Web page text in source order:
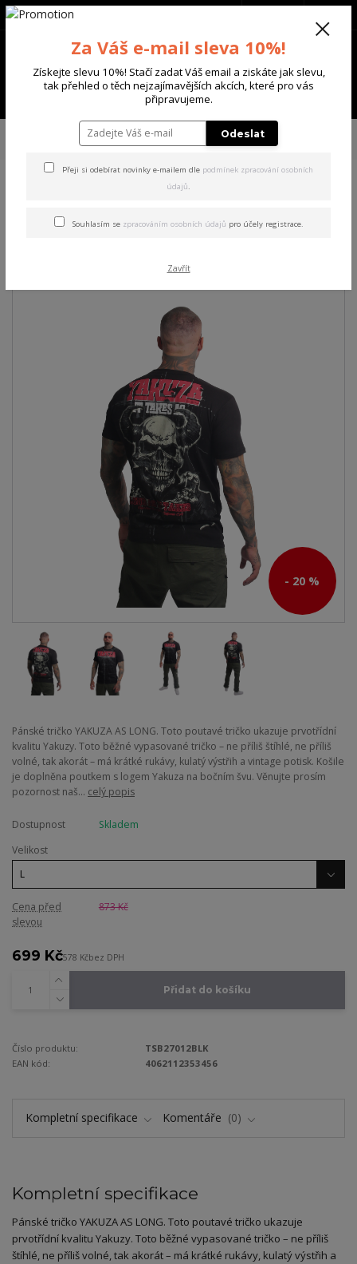
Menu
+420 702 136 620
TRIKA & TÍLKA
Yakuza pánské tričko As Long Regular
Regular T-Shirt black L
- 20 %
Pánské tričko YAKUZA AS LONG. Toto poutavé tričko ukazuje prvotřídní
kvalitu Yakuzy. Toto běžné vypasované tričko – ne příliš štíhlé, ne příliš
volné, tak akorát – má krátké rukávy, kulatý výstřih a vintage potisk. Košile
je doplněna poutkem s logem Yakuza na bočním švu. Věnujte prosím
pozornost naš... celý popis
Dostupnost
Skladem
Velikost
Cena před
slevou
873 Kč
699 Kč578 Kčbez DPH
Přidat do košíku
Číslo produktu:
TSB27012BLK
EAN kód:
4062112353456
Kompletní specifikace Komentáře 0
Kompletní specifikace
Pánské tričko YAKUZA AS LONG. Toto poutavé tričko ukazuje
prvotřídní kvalitu Yakuzy. Toto běžné vypasované tričko – ne příliš
štíhlé, ne příliš volné, tak akorát – má krátké rukávy, kulatý výstřih a
Za Váš e-mail sleva 10%!
Získejte slevu 10%! Stačí zadat Váš email a ziskáte jak slevu,
tak přehled o těch nejzajímavějších akcích, které pro vás
připravujeme.
Odeslat
Přeji si odebírat novinky e-mailem dle podmínek zpracování osobních
údajů.
Souhlasím se zpracováním osobních údajů pro účely registrace.
Zavřít